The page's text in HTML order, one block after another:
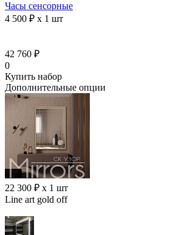
Часы сенсорные
4 500 ₽ x 1 шт
42 760 ₽
0
Купить набор
Дополнительные опции
22 300 ₽ x 1 шт
Line art gold off